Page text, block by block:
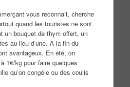
vous reconnait, cherche
quand les touristes ne sont
un bouquet de thym offert, un
au lieu d’une. A la fin du
avantageux. En été, on
1€/kg pour faire quelques
qu’on congèle ou des coulis